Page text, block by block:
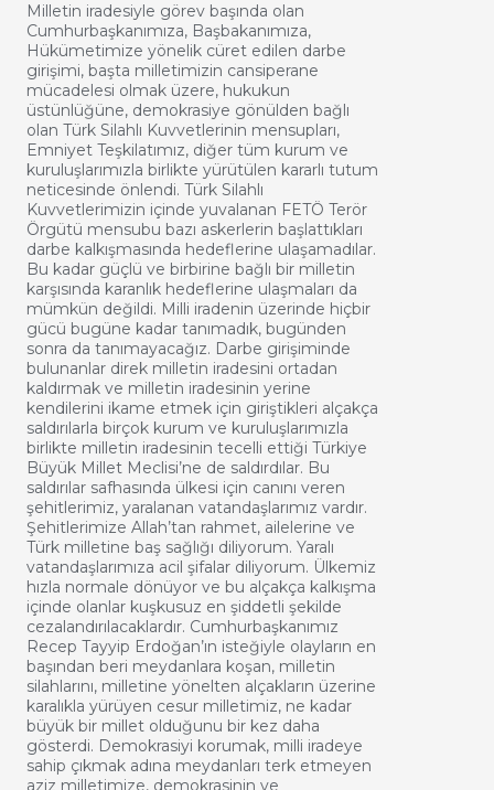
Milletin iradesiyle görev başında olan
Cumhurbaşkanımıza, Başbakanımıza,
Hükümetimize yönelik cüret edilen darbe
girişimi, başta milletimizin cansiperane
mücadelesi olmak üzere, hukukun
üstünlüğüne, demokrasiye gönülden bağlı
olan Türk Silahlı Kuvvetlerinin mensupları,
Emniyet Teşkilatımız, diğer tüm kurum ve
kuruluşlarımızla birlikte yürütülen kararlı tutum
neticesinde önlendi. Türk Silahlı
Kuvvetlerimizin içinde yuvalanan FETÖ Terör
Örgütü mensubu bazı askerlerin başlattıkları
darbe kalkışmasında hedeflerine ulaşamadılar.
Bu kadar güçlü ve birbirine bağlı bir milletin
karşısında karanlık hedeflerine ulaşmaları da
mümkün değildi. Milli iradenin üzerinde hiçbir
gücü bugüne kadar tanımadık, bugünden
sonra da tanımayacağız. Darbe girişiminde
bulunanlar direk milletin iradesini ortadan
kaldırmak ve milletin iradesinin yerine
kendilerini ikame etmek için giriştikleri alçakça
saldırılarla birçok kurum ve kuruluşlarımızla
birlikte milletin iradesinin tecelli ettiği Türkiye
Büyük Millet Meclisi’ne de saldırdılar. Bu
saldırılar safhasında ülkesi için canını veren
şehitlerimiz, yaralanan vatandaşlarımız vardır.
Şehitlerimize Allah’tan rahmet, ailelerine ve
Türk milletine baş sağlığı diliyorum. Yaralı
vatandaşlarımıza acil şifalar diliyorum. Ülkemiz
hızla normale dönüyor ve bu alçakça kalkışma
içinde olanlar kuşkusuz en şiddetli şekilde
cezalandırılacaklardır. Cumhurbaşkanımız
Recep Tayyip Erdoğan’ın isteğiyle olayların en
başından beri meydanlara koşan, milletin
silahlarını, milletine yönelten alçakların üzerine
karalıkla yürüyen cesur milletimiz, ne kadar
büyük bir millet olduğunu bir kez daha
gösterdi. Demokrasiyi korumak, milli iradeye
sahip çıkmak adına meydanları terk etmeyen
aziz milletimize, demokrasinin ve